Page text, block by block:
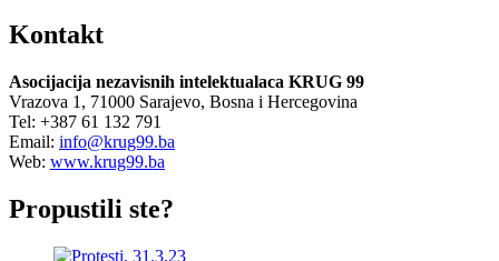
Kontakt
Asocijacija nezavisnih intelektualaca KRUG 99
Vrazova 1, 71000 Sarajevo, Bosna i Hercegovina
Tel: +387 61 132 791
Email: info@krug99.ba
Web: www.krug99.ba
Propustili ste?